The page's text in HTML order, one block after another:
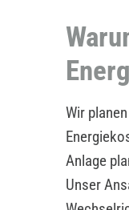
Wir
Anlage
Unser